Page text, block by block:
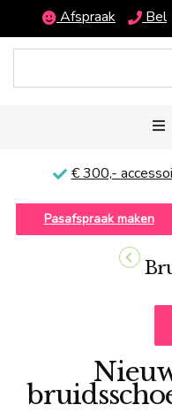
Afspraak Bel
€ 300,-
Pasafspraak maken